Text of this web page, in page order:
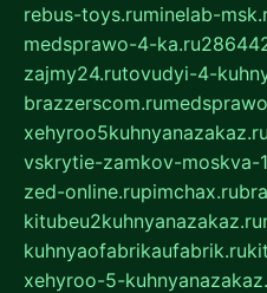
rebus-toys.ruminelab-
medsprawo-4-ka.ru
zajmy24.rutovudyi-4-
brazzerscom.ru
xehyroo5kuhnyanazakaz.ru
vskrytie-zamkov-moskva-
zed-online.rupimchax.ru
kitubeu2kuhnyanazakaz.ru
kuhnyaofabrikaufabrik.ru
xehyroo-5-